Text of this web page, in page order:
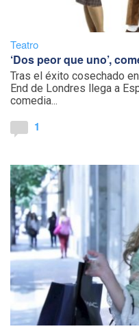
Teatro
‘Dos peor que uno’,
Tras el éxito cosechado
End de Londres llega a
comedia...
1